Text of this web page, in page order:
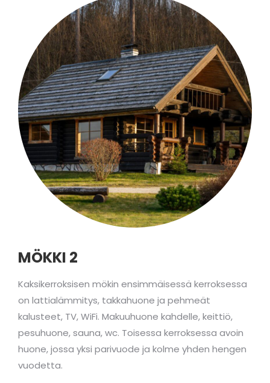
MÖKKI 2
Kaksikerroksisen mökin ensimmäisessä kerroksessa
on lattialämmitys, takkahuone ja pehmeät
kalusteet, TV, WiFi. Makuuhuone kahdelle, keittiö,
pesuhuone, sauna, wc. Toisessa kerroksessa avoin
huone, jossa yksi parivuode ja kolme yhden hengen
vuodetta.